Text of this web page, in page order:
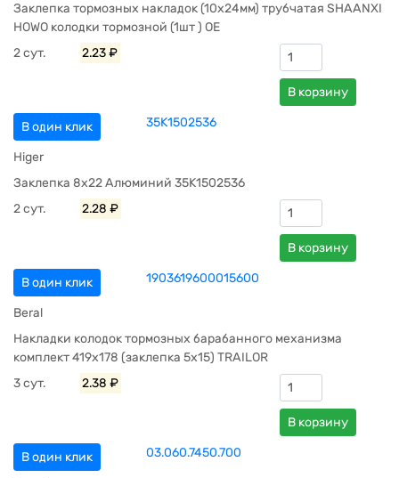
Заклепка тормозных накладок (10х24мм) трубчатая SHAANXI
HOWO колодки тормозной (1шт ) OE
2 сут.
2.23 ₽
В корзину
В один клик 35K1502536
Higer
Заклепка 8x22 Алюминий 35K1502536
2 сут.
2.28 ₽
В корзину
В один клик 1903619600015600
Beral
Накладки колодок тормозных барабанного механизма
комплект 419x178 (заклепка 5x15) TRAILOR
3 сут.
2.38 ₽
В корзину
В один клик 03.060.7450.700